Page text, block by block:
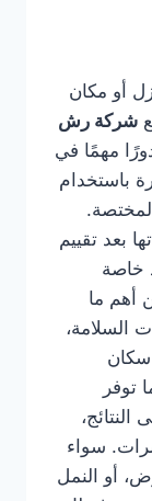
أو مكان
شركة رش
مهمًا في
باستخدام
بعد تقييم
خاصة
أهم ما
السلامة،
سكان
توفر
سواء
أو النمل